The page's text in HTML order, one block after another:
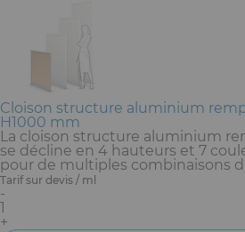
Cloison structure aluminium
H1000 mm
La cloison structure aluminium
se décline en 4 hauteurs et 7
pour de multiples combinaisons
Tarif sur devis / ml
-
1
+